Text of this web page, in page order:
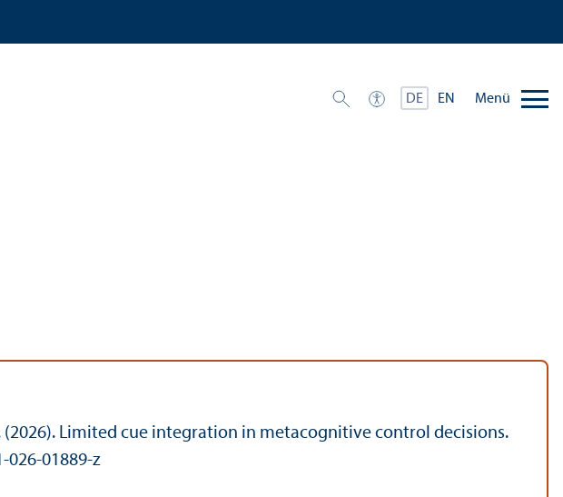
DE EN Menü
(2026). Limited cue integration in metacognitive control decisions.
026-01889-z